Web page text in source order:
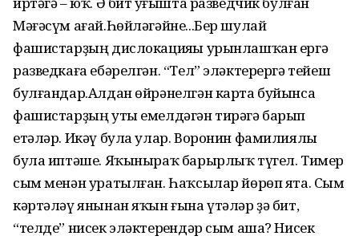
Мәғәсүм ағай.Һөйләгәйне...Бер шулай
фашистарҙың дислокацияһы урынлашҡан ергә
разведкаға ебәрелгән. “Тел” эләктерергә тейеш
булғандар.Алдан өйрәнелгән карта буйынса
фашистарҙың уты емелдәгән тирәгә барып
етәләр. Икәү була улар. Воронин фамилиялы
була иптәше. Яҡыныраҡ барырлыҡ түгел. Тимер
сым менән уратылған. Һаҡсылар йөрөп ята. Сым
кәртәләү янынан яҡын ғына үтәләр ҙә бит,
“телде” нисек эләктерһендәр сым аша? Нисек